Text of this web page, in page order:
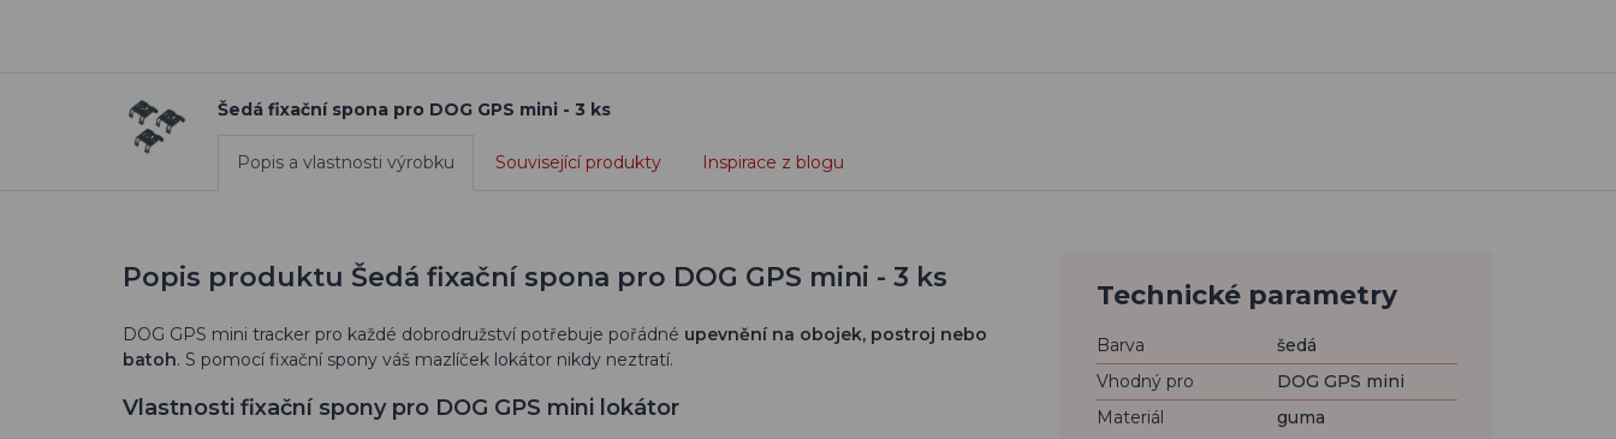
Šedá fixační spona pro DOG GPS mini - 3 ks
Popis a vlastnosti výrobku Související produkty Inspirace z blogu
Popis produktu Šedá fixační spona pro DOG GPS mini - 3 ks
DOG GPS mini tracker pro každé dobrodružství potřebuje pořádné upevnění na obojek, postroj nebo
batoh. S pomocí fixační spony váš mazlíček lokátor nikdy neztratí.
Vlastnosti fixační spony pro DOG GPS mini lokátor
Technické parametry
Barva
šedá
Vhodný pro
DOG GPS mini
Materiál
guma